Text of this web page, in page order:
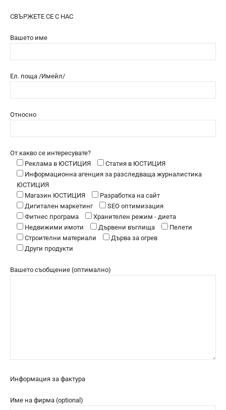
СВЪРЖЕТЕ СЕ С НАС
Вашето име
Ел. поща /Имейл/
Относно
От какво се интересувате?
Реклама в ЮСТИЦИЯ
Статия в ЮСТИЦИЯ
Информационна агенция за разследваща журналистика
ЮСТИЦИЯ
Магазин ЮСТИЦИЯ
Разработка на сайт
Дигитален маркетинг
SEO оптимизация
Фитнес програма
Хранителен режим - диета
Недвижими имоти
Дървени въглища
Пелети
Строителни материали
Дърва за огрев
Други продукти
Вашето съобщение (оптимално)
Информация за фактура
Име на фирма (optional)